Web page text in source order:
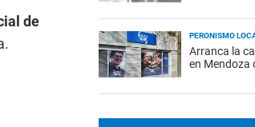
de
PERONISMO
Arranca la
en Mendoza